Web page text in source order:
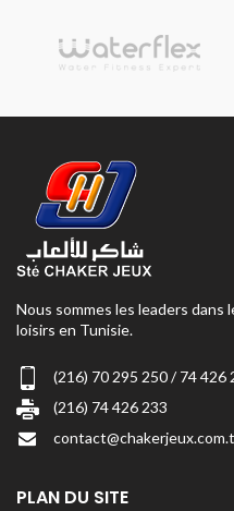
Nous sommes les leaders dans
loisirs en Tunisie.
(216) 70 295 250 / 74 426
(216) 74 426 233
PLAN DU SITE